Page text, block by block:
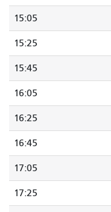
15:05
15:25
15:45
16:05
16:25
16:45
17:05
17:25